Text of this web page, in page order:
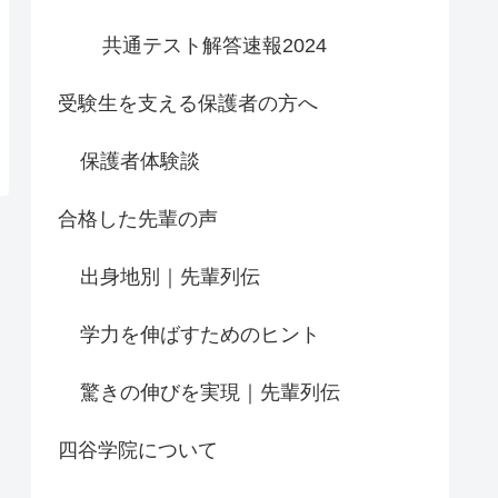
共通テスト解答速報2024
受験生を支える保護者の方へ
保護者体験談
合格した先輩の声
出身地別｜先輩列伝
学力を伸ばすためのヒント
驚きの伸びを実現｜先輩列伝
四谷学院について